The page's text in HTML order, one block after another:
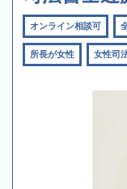
オンライン相談可
所長が女性 女性司